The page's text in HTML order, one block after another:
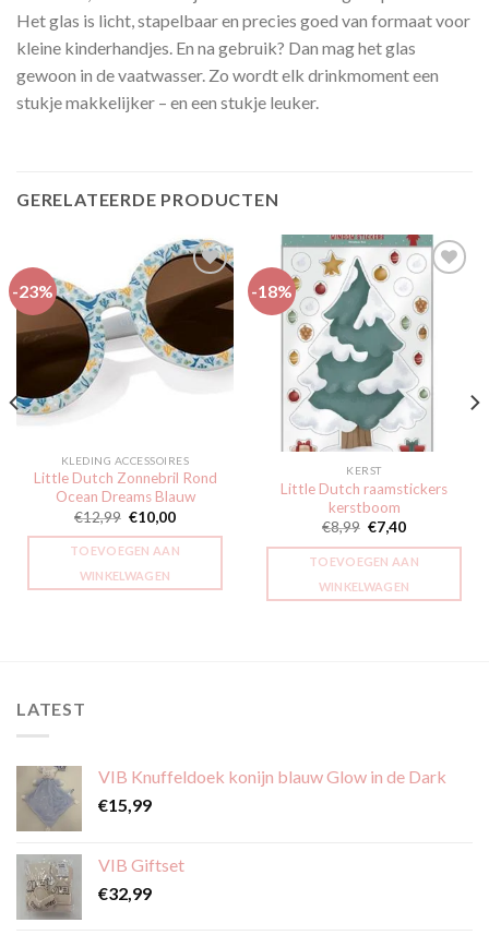
Het glas is licht, stapelbaar en precies goed van formaat voor
kleine kinderhandjes. En na gebruik? Dan mag het glas
gewoon in de vaatwasser. Zo wordt elk drinkmoment een
stukje makkelijker – en een stukje leuker.
GERELATEERDE PRODUCTEN
-23%
Toevoegen
verlanglijst
KLEDING ACCESSOIRES
Little Dutch Zonnebril Rond
Ocean Dreams Blauw
€12,99 Oorspronkelijke
was:
€12,99.
€10,00Huidige
is:
€10,00.
TOEVOEGEN AAN
WINKELWAGEN
-18%
Toevoegen
aan
verlanglijst
KERST
Little Dutch raamstickers
kerstboom
€8,99 Oorspronkelijke
prijs
was:
€8,99.
€7,40Huidige
is:
€7,40.
TOEVOEGEN AAN
WINKELWAGEN
LATEST
VIB Knuffeldoek konijn blauw Glow in de Dark
€15,99
VIB Giftset
€32,99